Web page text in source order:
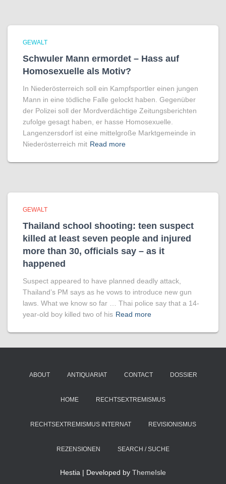
GEWALT
Schwuler Mann ermordet – Hass auf
Homo­sexuelle als Motiv?
In Niederösterreich soll ein Kampfsportler einen jungen
Mann in eine tödliche Falle gelockt haben. Gegenüber
der Polizei soll der Mordverdächtige Zeitungsberichten
zufolge gesagt haben, er hasse Homosexuelle.
Langenzersdorf ist eine mittelgroße Marktgemeinde in
Niederösterreich mit Read more
GEWALT
Thailand school shooting: teen suspect
killed at least seven people and injured
more than 30, officials say – as it
happened
Suspect appeared to have planned deadly attack,
Thailand’s PM says as he vows to introduce new gun
laws. What we know so far … Thai police say that a 14-
year-old boy killed two of his Read more
ABOUT ANTIQUARIAT CONTACT DOSSIER
HOME RECHTSEXTREMISMUS
RECHTSEXTREMISMUS INTERNAT REVISIONISMUS
REZENSIONEN SEARCH / SUCHE
Hestia | Developed by ThemeIsle